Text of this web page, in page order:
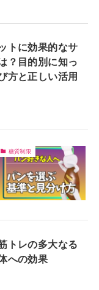
トに効果的なサ
？目的別に知っ
方と正しい活用
糖質制限
トレの多大なる
への効果